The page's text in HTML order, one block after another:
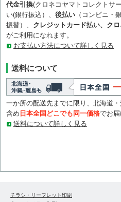
代金引換(クロネコヤマトコレクトサ
い(銀行振込）、 後払い （コンビニ・
振替）、 クレジットカード払い、ク
がご利用になれます。
お支払い方法について詳しく見る
送料について
一か所の配送先までに限り、北海道
含め 日本全国どこでも同一価格でお届
送料について詳しく見る
チラシ・リーフレット印刷